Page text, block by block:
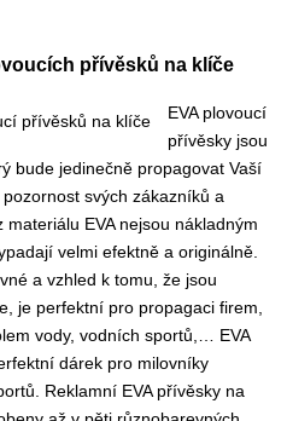
přívěsků na klíče
EVA plovoucí
přívěsky jsou
bude jedinečně propagovat Vaší
svých zákazníků a
EVA nejsou nákladným
velmi efektně a originálně.
a vzhled k tomu, že jsou
je perfektní pro propagaci firem,
vody, vodních sportů,… EVA
dárek pro milovníky
Reklamní EVA přívěsky na